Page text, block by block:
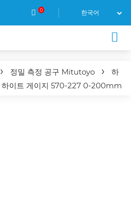
0
정밀 측정 공구 Mitutoyo
하
이트 게이지 570-227 0-200mm